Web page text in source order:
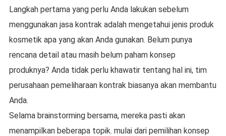
Langkah pertama yang perlu Anda lakukan sebelum
menggunakan jasa kontrak adalah mengetahui jenis produk
kosmetik apa yang akan Anda gunakan. Belum punya
rencana detail atau masih belum paham konsep
produknya? Anda tidak perlu khawatir tentang hal ini, tim
perusahaan pemeliharaan kontrak biasanya akan membantu
Anda.
Selama brainstorming bersama, mereka pasti akan
menampilkan beberapa topik. mulai dari pemilihan konsep